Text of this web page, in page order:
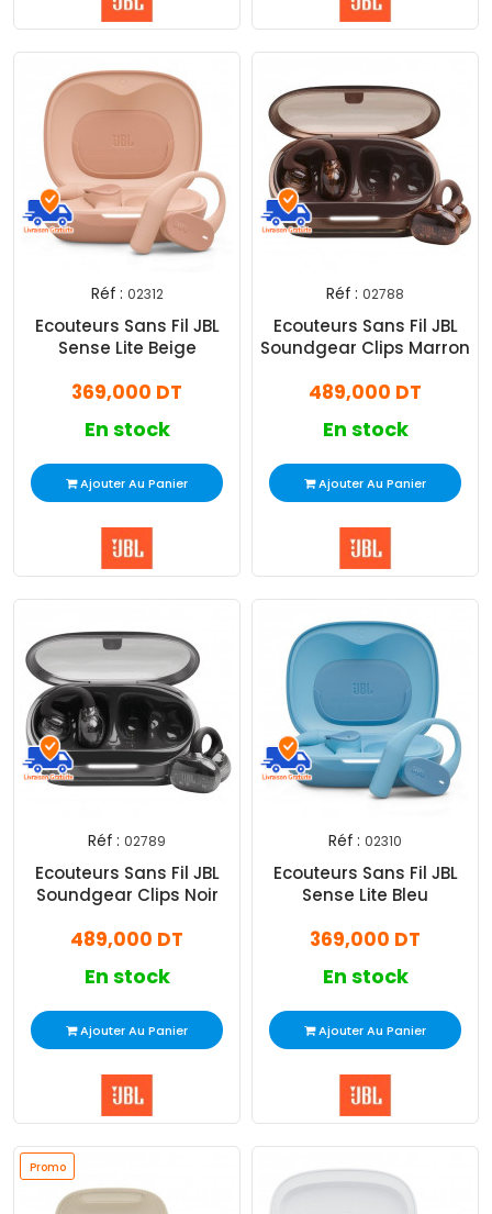
Réf : 02312
Ecouteurs Sans Fil JBL
Sense Lite Beige
369,000 DT
En stock
Ajouter Au Panier
Réf : 02788
Ecouteurs Sans Fil JBL
Soundgear Clips Marron
489,000 DT
En stock
Ajouter Au Panier
Réf : 02789
Ecouteurs Sans Fil JBL
Soundgear Clips Noir
489,000 DT
En stock
Ajouter Au Panier
Réf : 02310
Ecouteurs Sans Fil JBL
Sense Lite Bleu
369,000 DT
En stock
Ajouter Au Panier
Promo